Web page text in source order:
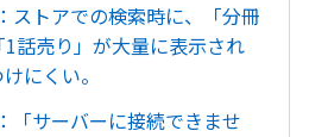
ストアでの検索時に、「分冊
話売り」が大量に表示され
にくい。
「サーバーに接続できませ